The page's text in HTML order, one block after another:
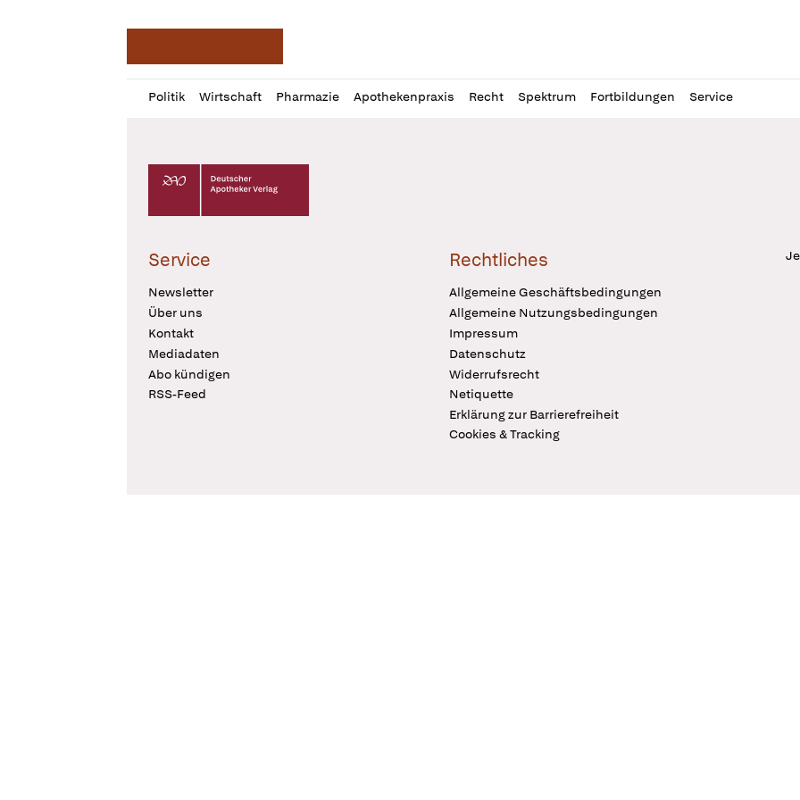
Politik Wirtschaft Pharmazie Apothekenpraxis Recht Spektrum Fortbildungen Service
Profil
öffnen
Daz
Pur
Deutscher Apotheker Verlag Logo
Service
Newsletter
Über uns
Kontakt
Mediadaten
Abo kündigen
RSS-Feed
Rechtliches
Allgemeine Geschäftsbedingungen
Allgemeine Nutzungsbedingungen
Impressum
Datenschutz
Widerrufsrecht
Netiquette
Erklärung zur Barrierefreiheit
Cookies & Tracking